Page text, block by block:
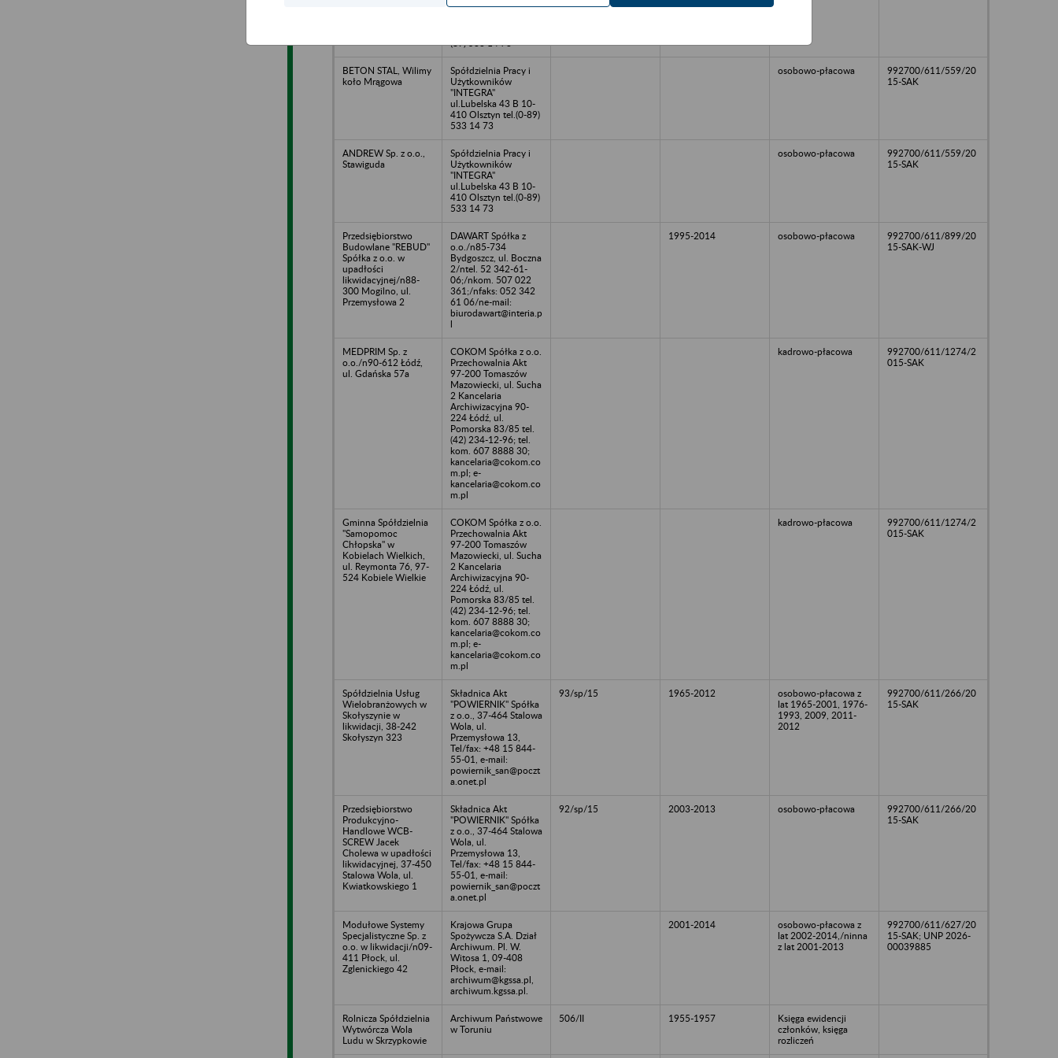
410 Olsztyn,
(89) 533 14 73
BETON STAL, Wilimy
koło Mrągowa
Spółdzielnia Pracy i
Użytkowników
"INTEGRA"
ul.Lubelska 43 B 10-
410 Olsztyn tel.(0-89)
533 14 73
osobowo-płacowa
992700/611/559/20
15-SAK
ANDREW Sp. z o.o.,
Stawiguda
Spółdzielnia Pracy i
Użytkowników
"INTEGRA"
ul.Lubelska 43 B 10-
410 Olsztyn tel.(0-89)
533 14 73
osobowo-płacowa
992700/611/559/20
15-SAK
Przedsiębiorstwo
Budowlane "REBUD"
Spółka z o.o. w
upadłości
likwidacyjnej/n88-
300 Mogilno, ul.
Przemysłowa 2
DAWART Spółka z
o.o./n85-734
Bydgoszcz, ul. Boczna
2/ntel. 52 342-61-
06;/nkom. 507 022
361;/nfaks: 052 342
61 06/ne-mail:
biurodawart@interia.p
l
1995-2014 osobowo-płacowa
992700/611/899/20
15-SAK-WJ
MEDPRIM Sp. z
o.o./n90-612 Łódź,
ul. Gdańska 57a
COKOM Spółka z o.o.
Przechowalnia Akt
97-200 Tomaszów
Mazowiecki, ul. Sucha
2 Kancelaria
Archiwizacyjna 90-
224 Łódź, ul.
Pomorska 83/85 tel.
(42) 234-12-96; tel.
kom. 607 8888 30;
kancelaria@cokom.co
m.pl; e-
kancelaria@cokom.co
m.pl
kadrowo-płacowa
992700/611/1274/2
015-SAK
Gminna Spółdzielnia
"Samopomoc
Chłopska" w
Kobielach Wielkich,
ul. Reymonta 76, 97-
524 Kobiele Wielkie
COKOM Spółka z o.o.
Przechowalnia Akt
97-200 Tomaszów
Mazowiecki, ul. Sucha
2 Kancelaria
Archiwizacyjna 90-
224 Łódź, ul.
Pomorska 83/85 tel.
(42) 234-12-96; tel.
kom. 607 8888 30;
kancelaria@cokom.co
m.pl; e-
kancelaria@cokom.co
m.pl
kadrowo-płacowa
992700/611/1274/2
015-SAK
Spółdzielnia Usług
Wielobranżowych w
Skołyszynie w
likwidacji, 38-242
Skołyszyn 323
Składnica Akt
"POWIERNIK" Spółka
z o.o., 37-464 Stalowa
Wola, ul.
Przemysłowa 13,
Tel/fax: +48 15 844-
55-01, e-mail:
powiernik_san@poczt
a.onet.pl
93/sp/15 1965-2012
osobowo-płacowa z
lat 1965-2001, 1976-
1993, 2009, 2011-
2012
992700/611/266/20
15-SAK
Przedsiębiorstwo
Produkcyjno-
Handlowe WCB-
SCREW Jacek
Cholewa w upadłości
likwidacyjnej, 37-450
Stalowa Wola, ul.
Kwiatkowskiego 1
Składnica Akt
"POWIERNIK" Spółka
z o.o., 37-464 Stalowa
Wola, ul.
Przemysłowa 13,
Tel/fax: +48 15 844-
55-01, e-mail:
powiernik_san@poczt
a.onet.pl
92/sp/15 2003-2013 osobowo-płacowa
992700/611/266/20
15-SAK
Modułowe Systemy
Specjalistyczne Sp. z
o.o. w likwidacji/n09-
411 Płock, ul.
Zglenickiego 42
Krajowa Grupa
Spożywcza S.A. Dział
Archiwum. Pl. W.
Witosa 1, 09-408
Płock, e-mail:
archiwum@kgssa.pl,
archiwum.kgssa.pl.
2001-2014
osobowo-płacowa z
lat 2002-2014,/ninna
z lat 2001-2013
992700/611/627/20
15-SAK; UNP 2026-
00039885
Rolnicza Spółdzielnia
Wytwórcza Wola
Ludu w Skrzypkowie
Archiwum Państwowe
w Toruniu
506/II 1955-1957
Księga ewidencji
członków, księga
rozliczeń